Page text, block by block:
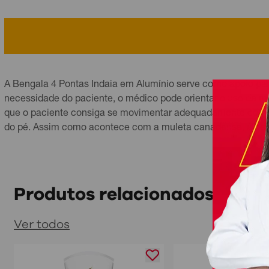
A Bengala 4 Pontas Indaia em Alumínio serve como apoio
necessidade do paciente, o médico pode orientar o uso da
que o paciente consiga se movimentar adequadamente
do pé. Assim como acontece com a muleta canadense, é
Produtos relacionados
Ver todos